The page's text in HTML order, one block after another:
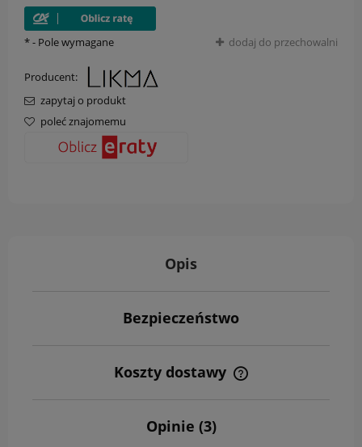
dodaj do przechowalni
*- Pole wymagane
Producent:
zapytaj o produkt
poleć znajomemu
Opis
Bezpieczeństwo
Koszty dostawy
Cena nie zawiera ewentualnych kosztów płatności
Opinie (3)